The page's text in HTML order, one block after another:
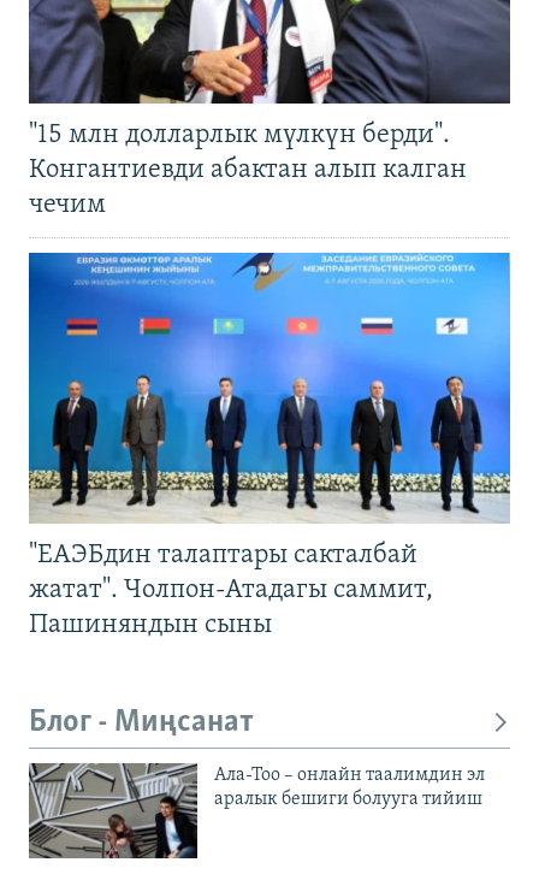
"15 млн долларлык мүлкүн берди".
Конгантиевди абактан алып калган
чечим
"ЕАЭБдин талаптары сакталбай
жатат". Чолпон-Атадагы саммит,
Пашиняндын сыны
Блог - Миңсанат
Ала-Тоо – онлайн таалимдин эл
аралык бешиги болууга тийиш